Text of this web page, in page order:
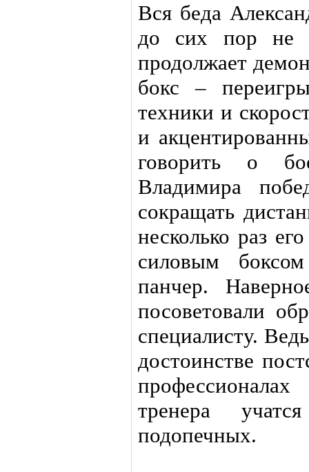
Вся беда
до сих пор не
продолжает
бокс –
техники и
и
говорить о
Владимира
сокращать
несколько раз
силовым
панчер.
посоветовали
специалисту.
достоинстве
тренера
подопечных.